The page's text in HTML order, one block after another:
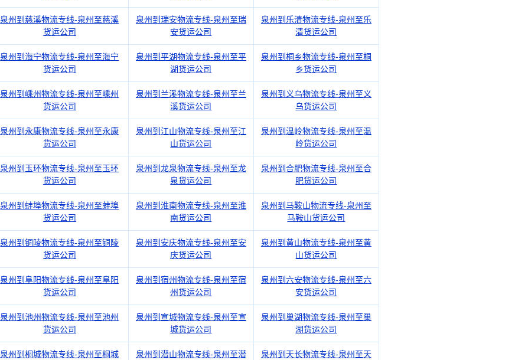
泉州到慈溪物流专线-泉州至慈溪
货运公司
泉州到瑞安物流专线-泉州至瑞
安货运公司
泉州到乐清物流专线-泉州至乐
清货运公司
泉州到海宁物流专线-泉州至海宁
货运公司
泉州到平湖物流专线-泉州至平
湖货运公司
泉州到桐乡物流专线-泉州至桐
乡货运公司
泉州到嵊州物流专线-泉州至嵊州
货运公司
泉州到兰溪物流专线-泉州至兰
溪货运公司
泉州到义乌物流专线-泉州至义
乌货运公司
泉州到永康物流专线-泉州至永康
货运公司
泉州到江山物流专线-泉州至江
山货运公司
泉州到温岭物流专线-泉州至温
岭货运公司
泉州到玉环物流专线-泉州至玉环
货运公司
泉州到龙泉物流专线-泉州至龙
泉货运公司
泉州到合肥物流专线-泉州至合
肥货运公司
泉州到蚌埠物流专线-泉州至蚌埠
货运公司
泉州到淮南物流专线-泉州至淮
南货运公司
泉州到马鞍山物流专线-泉州至
马鞍山货运公司
泉州到铜陵物流专线-泉州至铜陵
货运公司
泉州到安庆物流专线-泉州至安
庆货运公司
泉州到黄山物流专线-泉州至黄
山货运公司
泉州到阜阳物流专线-泉州至阜阳
货运公司
泉州到宿州物流专线-泉州至宿
州货运公司
泉州到六安物流专线-泉州至六
安货运公司
泉州到池州物流专线-泉州至池州
货运公司
泉州到宣城物流专线-泉州至宣
城货运公司
泉州到巢湖物流专线-泉州至巢
湖货运公司
泉州到桐城物流专线-泉州至桐城 泉州到潜山物流专线-泉州至潜 泉州到天长物流专线-泉州至天